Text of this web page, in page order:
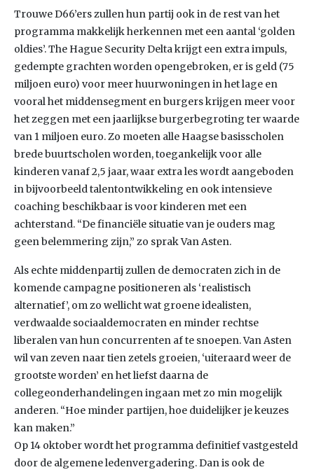
Trouwe D66’ers zullen hun partij ook in de rest van het
programma makkelijk herkennen met een aantal ‘golden
oldies’. The Hague Security Delta krijgt een extra impuls,
gedempte grachten worden opengebroken, er is geld (75
miljoen euro) voor meer huurwoningen in het lage en
vooral het middensegment en burgers krijgen meer voor
het zeggen met een jaarlijkse burgerbegroting ter waarde
van 1 miljoen euro. Zo moeten alle Haagse basisscholen
brede buurtscholen worden, toegankelijk voor alle
kinderen vanaf 2,5 jaar, waar extra les wordt aangeboden
in bijvoorbeeld talentontwikkeling en ook intensieve
coaching beschikbaar is voor kinderen met een
achterstand. “De financiële situatie van je ouders mag
geen belemmering zijn,” zo sprak Van Asten.
Als echte middenpartij zullen de democraten zich in de
komende campagne positioneren als ‘realistisch
alternatief’, om zo wellicht wat groene idealisten,
verdwaalde sociaaldemocraten en minder rechtse
liberalen van hun concurrenten af te snoepen. Van Asten
wil van zeven naar tien zetels groeien, ‘uiteraard weer de
grootste worden’ en het liefst daarna de
collegeonderhandelingen ingaan met zo min mogelijk
anderen. “Hoe minder partijen, hoe duidelijker je keuzes
kan maken.”
Op 14 oktober wordt het programma definitief vastgesteld
door de algemene ledenvergadering. Dan is ook de